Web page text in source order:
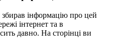
інформацію про цей
інтернет та в
давно. На сторінці ви